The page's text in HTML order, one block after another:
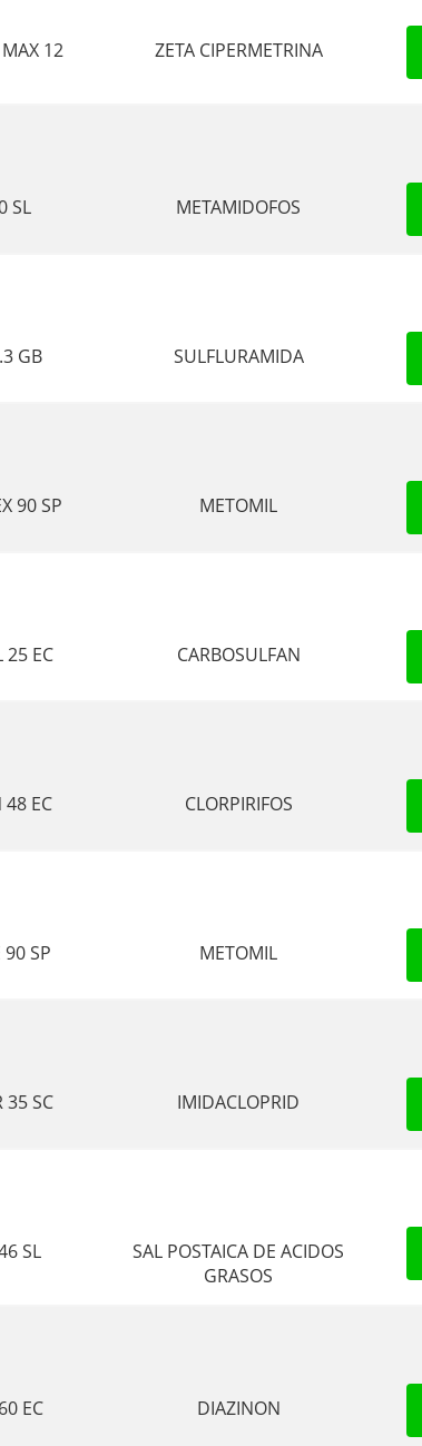
12
ZETA CIPERMETRINA
SL METAMIDOFOS
GB SULFLURAMIDA
90 SP METOMIL
25 EC CARBOSULFAN
48 EC CLORPIRIFOS
90 SP METOMIL
35 SC IMIDACLOPRID
SL
SAL POSTAICA DE ACIDOS
GRASOS
EC DIAZINON